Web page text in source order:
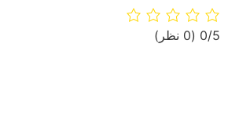
‫0/5 ‫(0 نظر)